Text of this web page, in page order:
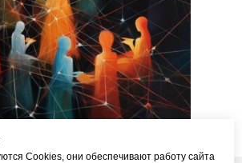
Cookies, они обеспечивают работу сайта